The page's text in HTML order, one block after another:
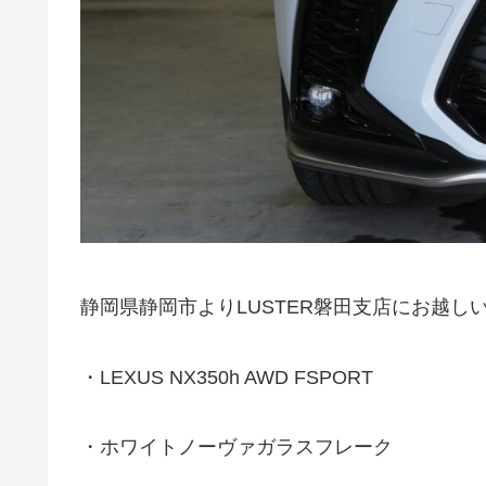
静岡県静岡市よりLUSTER磐田支店にお越し
・LEXUS NX350h AWD FSPORT
・ホワイトノーヴァガラスフレーク